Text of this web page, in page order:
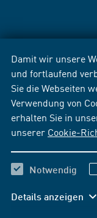
Damit wir unsere
und fortlaufend
Sie die Webseiten
Verwendung von
erhalten Sie in
unserer Cookie-
Notwendig
Details anzeigen